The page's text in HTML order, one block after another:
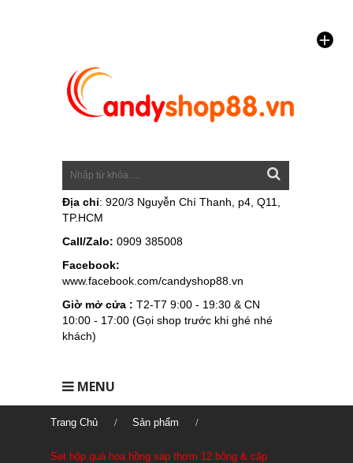
Địa chỉ: 920/3 Nguyễn Chí Thanh, p4, Q11,
TP.HCM
Call/Zalo: 0909 385008
Facebook:
www.facebook.com/candyshop88.vn
Giờ mở cửa : T2-T7 9:00 - 19:30 & CN
10:00 - 17:00 (Gọi shop trước khi ghé nhé
khách)
MENU
Trang Chủ Sản phẩm
Set hộp quà hoa hồng sáp thơm 12 bông & cặp